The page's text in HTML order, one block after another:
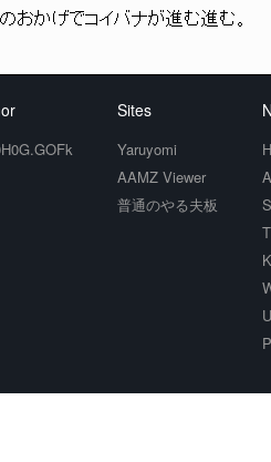
おかげでコイバナが進む進む。
Sites
Yaruyomi
AAMZ Viewer
普通のやる夫板